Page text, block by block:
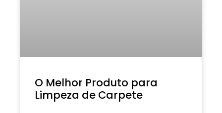
O Melhor Produto para
Limpeza de Carpete